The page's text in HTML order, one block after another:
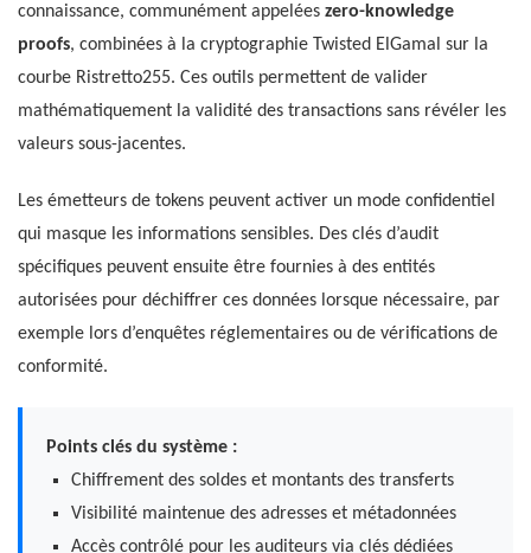
connaissance, communément appelées zero-knowledge
proofs, combinées à la cryptographie Twisted ElGamal sur la
courbe Ristretto255. Ces outils permettent de valider
mathématiquement la validité des transactions sans révéler les
valeurs sous-jacentes.
Les émetteurs de tokens peuvent activer un mode confidentiel
qui masque les informations sensibles. Des clés d’audit
spécifiques peuvent ensuite être fournies à des entités
autorisées pour déchiffrer ces données lorsque nécessaire, par
exemple lors d’enquêtes réglementaires ou de vérifications de
conformité.
Points clés du système :
Chiffrement des soldes et montants des transferts
Visibilité maintenue des adresses et métadonnées
Accès contrôlé pour les auditeurs via clés dédiées